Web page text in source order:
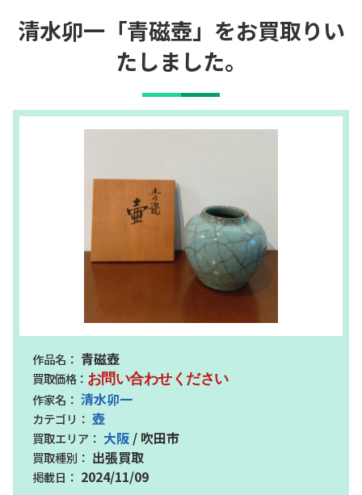
清水卯一「青磁壺」をお買取りい
たしました。
青磁壺
お問い合わせください
清水卯一
壺
大阪 / 吹田市
出張買取
2024/11/09